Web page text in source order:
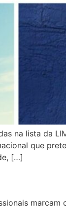
na lista da
que
[…]
marcam